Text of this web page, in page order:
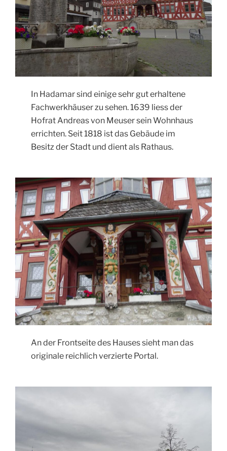
In Hadamar sind einige sehr gut erhaltene
Fachwerkhäuser zu sehen. 1639 liess der
Hofrat Andreas von Meuser sein Wohnhaus
errichten. Seit 1818 ist das Gebäude im
Besitz der Stadt und dient als Rathaus.
An der Frontseite des Hauses sieht man das
originale reichlich verzierte Portal.